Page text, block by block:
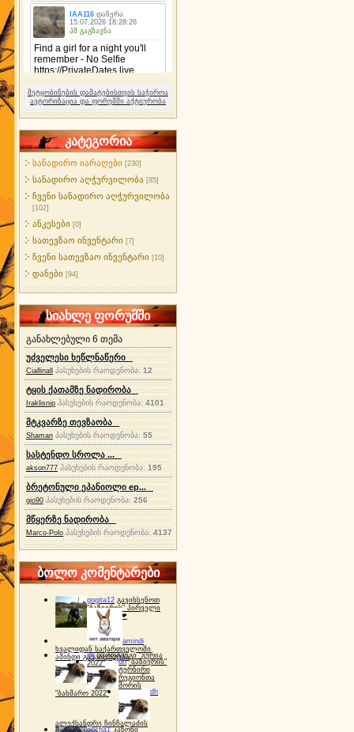
შეტყობინების დამატებისთვის საჭიროა
ავტორიზაცია და ფორუმში აქტიურობა
კატეგორია
სანადირო იარაღები [230]
სანადირო აღჭურვილობა [85]
ჩვენი სანადირო აღჭურვილობა
[102]
ანკესები [0]
სათევზაო ინვენტარი [7]
ჩვენი სათევზაო ინვენტარი [10]
დანები [94]
სიახლე ფორუმში
განახლებული 6 თემა
უძველესი ხეწლნაწერი
Ciallinall პასუხების რაოდენობა:12
ტყის ქათამზე ნადირობა
Iraklisnip პასუხების რაოდენობა: 4101
მტკვარზე თევზაობა
Shaman პასუხების რაოდენობა:55
სასტენდო სროლა ...
akson777 პასუხების რაოდენობა:195
ბრეტონული ეპანიოლი ep...
gio90 პასუხების რაოდენობა:256
მწყერზე ნადირობა
Marco-Polo პასუხების რაოდენობა:4137
ბოლო კომენტარები
gogita12 გავიხსენოთ
"ბაზიერის" პირველი
ტურნირი ❤
amindi
ხვალიდან საქართველოში
ამინდი გაუარესდება
dh სპორტინგი "გურია
2022"
dh "ბაზიერის"
ტურნირი
რეგიონთა
შორის
"ბახმარო 2022"
dh
ალექსანდრე ჩინჩალაძის
gocha1 კანონი